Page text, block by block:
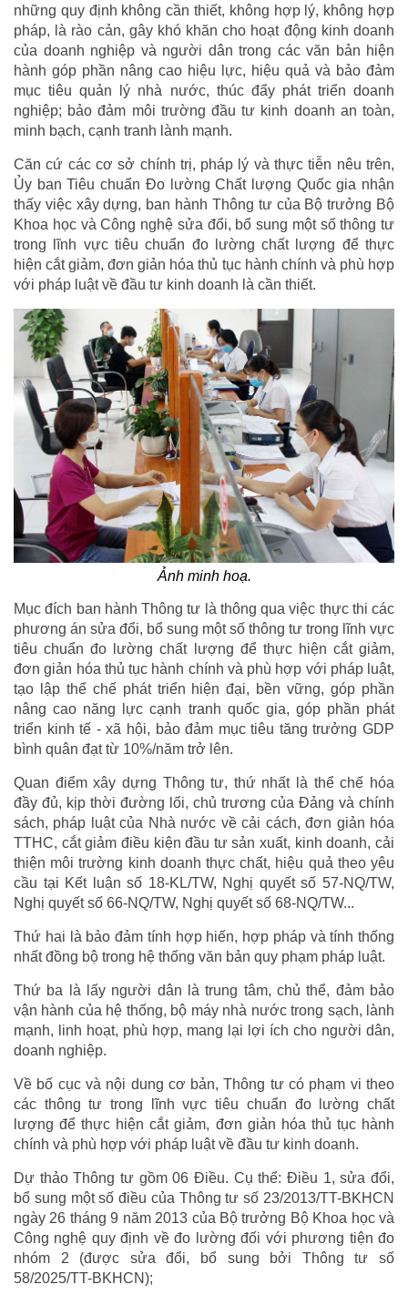
những quy định không cần thiết, không hợp lý, không hợp
pháp, là rào cản, gây khó khăn cho hoạt động kinh doanh
của doanh nghiệp và người dân trong các văn bản hiện
hành góp phần nâng cao hiệu lực, hiệu quả và bảo đảm
mục tiêu quản lý nhà nước, thúc đẩy phát triển doanh
nghiệp; bảo đảm môi trường đầu tư kinh doanh an toàn,
minh bạch, cạnh tranh lành mạnh.
Căn cứ các cơ sở chính trị, pháp lý và thực tiễn nêu trên,
Ủy ban Tiêu chuẩn Đo lường Chất lượng Quốc gia nhận
thấy việc xây dựng, ban hành Thông tư của Bộ trưởng Bộ
Khoa học và Công nghệ sửa đổi, bổ sung một số thông tư
trong lĩnh vực tiêu chuẩn đo lường chất lượng để thực
hiện cắt giảm, đơn giản hóa thủ tục hành chính và phù hợp
với pháp luật về đầu tư kinh doanh là cần thiết.
Ảnh minh hoạ.
Mục đích ban hành Thông tư là thông qua việc thực thi các
phương án sửa đổi, bổ sung một số thông tư trong lĩnh vực
tiêu chuẩn đo lường chất lượng để thực hiện cắt giảm,
đơn giản hóa thủ tục hành chính và phù hợp với pháp luật,
tạo lập thể chế phát triển hiện đại, bền vững, góp phần
nâng cao năng lực cạnh tranh quốc gia, góp phần phát
triển kinh tế - xã hội, bảo đảm mục tiêu tăng trưởng GDP
bình quân đạt từ 10%/năm trở lên.
Quan điểm xây dựng Thông tư, thứ nhất là thể chế hóa
đầy đủ, kịp thời đường lối, chủ trương của Đảng và chính
sách, pháp luật của Nhà nước về cải cách, đơn giản hóa
TTHC, cắt giảm điều kiện đầu tư sản xuất, kinh doanh, cải
thiện môi trường kinh doanh thực chất, hiệu quả theo yêu
cầu tại Kết luận số 18-KL/TW, Nghị quyết số 57-NQ/TW,
Nghị quyết số 66-NQ/TW, Nghị quyết số 68-NQ/TW...
Thứ hai là bảo đảm tính hợp hiến, hợp pháp và tính thống
nhất đồng bộ trong hệ thống văn bản quy phạm pháp luật.
Thứ ba là lấy người dân là trung tâm, chủ thể, đảm bảo
vận hành của hệ thống, bộ máy nhà nước trong sạch, lành
mạnh, linh hoạt, phù hợp, mang lại lợi ích cho người dân,
doanh nghiệp.
Về bố cục và nội dung cơ bản, Thông tư có phạm vi theo
các thông tư trong lĩnh vực tiêu chuẩn đo lường chất
lượng để thực hiện cắt giảm, đơn giản hóa thủ tục hành
chính và phù hợp với pháp luật về đầu tư kinh doanh.
Dự thảo Thông tư gồm 06 Điều. Cụ thể: Điều 1, sửa đổi,
bổ sung một số điều của Thông tư số 23/2013/TT-BKHCN
ngày 26 tháng 9 năm 2013 của Bộ trưởng Bộ Khoa học và
Công nghệ quy định về đo lường đối với phương tiện đo
nhóm 2 (được sửa đổi, bổ sung bởi Thông tư số
58/2025/TT-BKHCN);